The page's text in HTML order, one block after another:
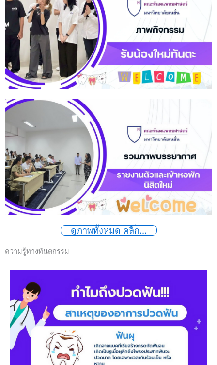
ดูภาพทั้งหมด คลิ๊ก...
ความรู้ทางทันตกรรม